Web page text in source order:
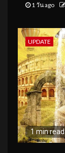
1 วัน ago
UPDATE
1 min read